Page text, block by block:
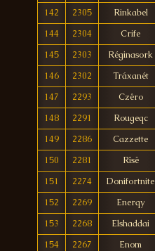
142
2305
Rinkabel
144
2304
Crife
145
2303
Réginasork
146
2302
Tráxanét
147
2293
Czêro
148
2291
Rougeqc
149
2286
Cazzette
150
2281
Rîsë
151
2274
Donifortnite
152
2269
Enerqy
153
2268
Elshaddai
154
2267
Enom